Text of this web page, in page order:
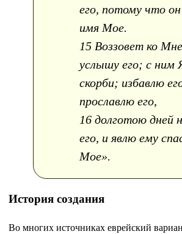
его, потому что он
имя Мое.
15 Воззовет ко
услышу его; с ним
скорби; избавлю
прославлю его,
16 долготою дней
его, и явлю ему
Мое».
История создания
Во многих источниках еврейский